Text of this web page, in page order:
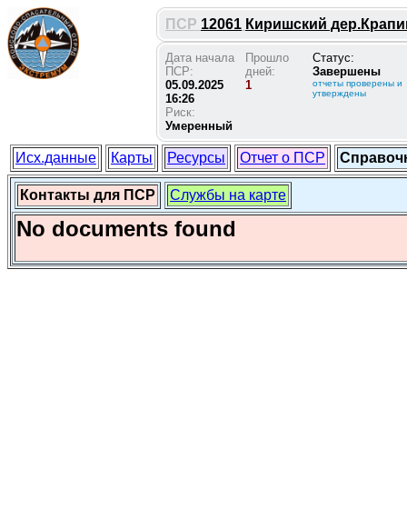
ПСР 12061 Киришский
Дата начала
ПСР:
05.09.2025
16:26
Риск:
Умеренный
Прошло
дней:
1
Статус:
Завершены
отчеты проверены и
утверждены
Исх.данные Карты Ресурсы Отчет о ПСР
Контакты для ПСР Службы на карте
No documents found